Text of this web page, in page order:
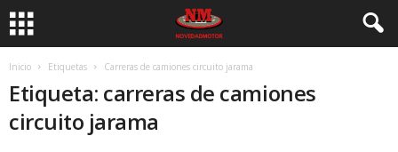
Inicio Etiquetas Carreras de camiones circuito jarama
Etiqueta: carreras de camiones
circuito jarama